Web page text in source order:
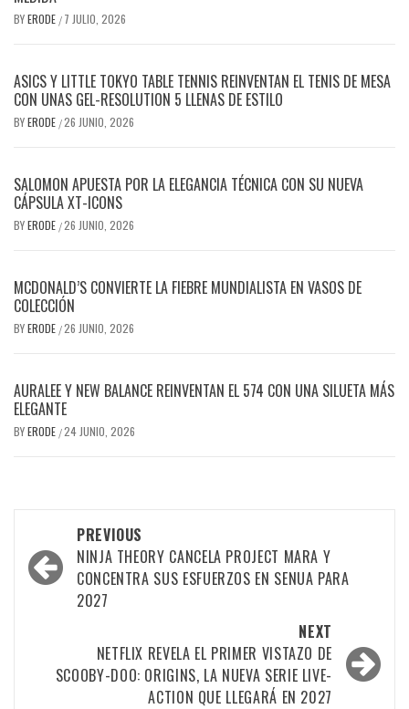
BYERODE / 7 JULIO, 2026
ASICS Y LITTLE TOKYO TABLE TENNIS REINVENTAN EL TENIS DE MESA
CON UNAS GEL-RESOLUTION 5 LLENAS DE ESTILO
BYERODE /26 JUNIO, 2026
SALOMON APUESTA POR LA ELEGANCIA TÉCNICA CON SU NUEVA
CÁPSULA XT-ICONS
BYERODE /26 JUNIO, 2026
MCDONALD’S CONVIERTE LA FIEBRE MUNDIALISTA EN VASOS DE
COLECCIÓN
BYERODE /26 JUNIO, 2026
AURALEE Y NEW BALANCE REINVENTAN EL 574 CON UNA SILUETA MÁS
ELEGANTE
BYERODE /24 JUNIO, 2026
PREVIOUS
NINJA THEORY CANCELA PROJECT MARA Y
CONCENTRA SUS ESFUERZOS EN SENUA PARA
2027
NEXT
NETFLIX REVELA EL PRIMER VISTAZO DE
SCOOBY-DOO: ORIGINS, LA NUEVA SERIE LIVE-
ACTION QUE LLEGARÁ EN 2027